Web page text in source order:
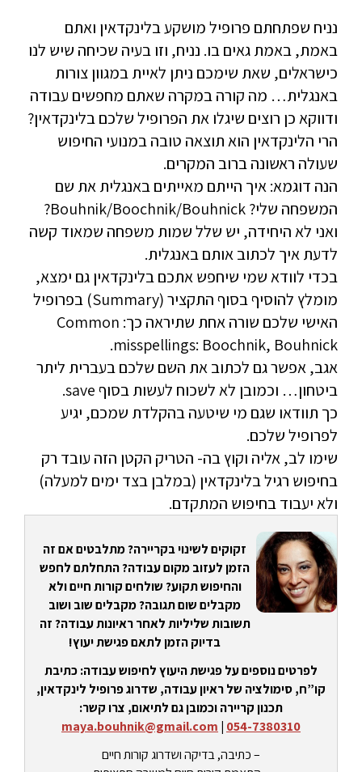
נניח שפתחתם פרופיל מושקע בלינקדאין ואתם
באמת, באמת גאים בו. נניח, וזו בעיה שכיחה שיש לנו
כישראלים, שאת שימכם ניתן לאיית במגוון צורות
באנגלית… מה קורה במקרה שאתם מחפשים עבודה
ודווקא כן רוצים שיגלו את הפרופיל שלכם בלינקדאין?
הרי הלינקדאין הוא תוצאה טובה במנועי החיפוש
שעולה ראשונה ברוב המקרים.
הנה דוגמא: איך הייתם מאייתים באנגלית את שם
המשפחה שלי? Bouhnik/Boochnik/Bouhnick?
ואני לא היחידה, יש שלל שמות משפחה שמאוד קשה
לדעת איך לכתוב אותם באנגלית.
בכדי לוודא שמי שיחפש אתכם בלינקדאין גם ימצא,
מומלץ להוסיף בסוף התקציר (Summary) בפרופיל
האישי שלכם שורה אחת שתיראה כך: Common
misspellings: Boochnik, Bouhnick.
אגב, אפשר גם לכתוב את השם שלכם בעברית ליתר
ביטחון… וכמובן לא לשכוח לעשות בסוף save.
כך תוודאו שגם מי שיטעה בהקלדת שמכם, יגיע
לפרופיל שלכם.
שימו לב, אליה וקוץ בה- הטריק הקטן הזה עובד רק
בחיפוש רגיל בלינקדאין (במלבן בצד ימים למעלה)
ולא יעבוד בחיפוש המתקדם.
זקוקים לשינוי בקריירה? מתלבטים אם זה
הזמן לעזוב מקום עבודה? התחלתם לחפש
והחיפוש תקוע? שולחים קורות חיים ולא
מקבלים שום תגובה? מקבלים שוב ושוב
תשובות שליליות לאחר ראיונות עבודה? זה
בדיוק הזמן לתאם פגישת יעוץ!
לפרטים נוספים על פגישת היעוץ לחיפוש עבודה: כתיבת
קו”ח, סימולציה של ראיון עבודה, שדרוג פרופיל לינקדאין,
תכנון קריירה וכמובן גם לתיאום, צרו קשר:
054-7380310
|
maya.bouhnik@gmail.com
– כתיבה, בדיקה ושדרוג קורות חיים